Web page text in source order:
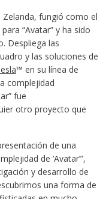
Zelanda, fungió como el
“Avatar” y ha sido
Despliega las
y las soluciones de
™ en su línea de
complejidad
fue
otro proyecto que
de una
de ‘Avatar’”,
y desarrollo de
una forma de